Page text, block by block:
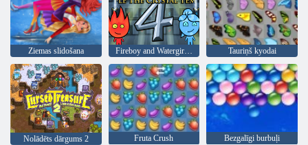
Ziemas slidošana Fireboy and Watergirl 4: Kristāla templis Tauriņš kyodai
Nolādēts dārgums 2 Fruta Crush Bezgalīgi burbuļi